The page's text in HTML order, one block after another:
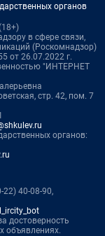
органов
в сфере связи,
(Роскомнадзор)
от 26.07.2022 г.
"ИНТЕРНЕТ
стр. 42, пом. 7
органов:
40-08-90,
достоверность
объявлениях.